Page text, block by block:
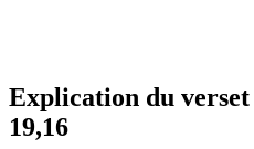
Explication du verset
19,16